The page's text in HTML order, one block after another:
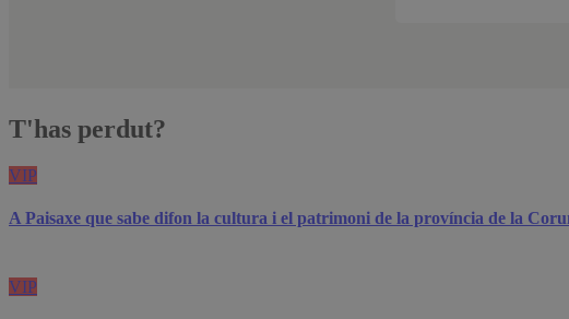
T'has perdut?
VIP
A Paisaxe que sabe difon la cultura i el patrimoni de la província de la
VIP